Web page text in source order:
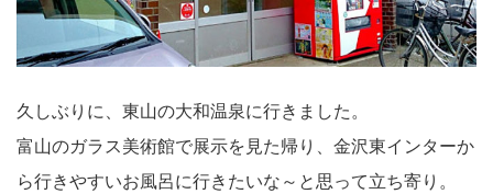
久しぶりに、東山の大和温泉に行きました。
富山のガラス美術館で展示を見た帰り、金沢東インターか
ら行きやすいお風呂に行きたいな～と思って立ち寄り。